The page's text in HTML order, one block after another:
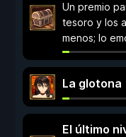
Un premio
tesoro y los
menos; lo
La glotona
El último